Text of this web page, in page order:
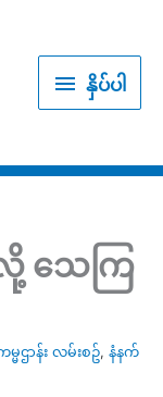
နှိပ် နှိပ်ပါ
လို့ သေကြ
မဌာန်း လမ်းစဥ်, နံနက်